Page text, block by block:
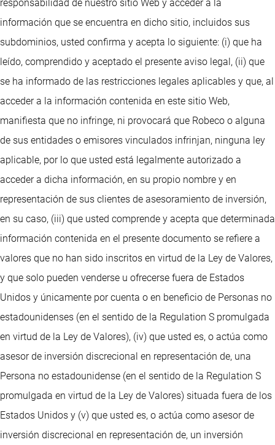
responsabilidad de nuestro sitio Web y acceder a la
información que se encuentra en dicho sitio, incluidos sus
subdominios, usted confirma y acepta lo siguiente: (i) que ha
leído, comprendido y aceptado el presente aviso legal, (ii) que
se ha informado de las restricciones legales aplicables y que, al
acceder a la información contenida en este sitio Web,
manifiesta que no infringe, ni provocará que Robeco o alguna
de sus entidades o emisores vinculados infrinjan, ninguna ley
aplicable, por lo que usted está legalmente autorizado a
acceder a dicha información, en su propio nombre y en
representación de sus clientes de asesoramiento de inversión,
en su caso, (iii) que usted comprende y acepta que determinada
información contenida en el presente documento se refiere a
valores que no han sido inscritos en virtud de la Ley de Valores,
y que solo pueden venderse u ofrecerse fuera de Estados
Unidos y únicamente por cuenta o en beneficio de Personas no
estadounidenses (en el sentido de la Regulation S promulgada
en virtud de la Ley de Valores), (iv) que usted es, o actúa como
asesor de inversión discrecional en representación de, una
Persona no estadounidense (en el sentido de la Regulation S
promulgada en virtud de la Ley de Valores) situada fuera de los
Estados Unidos y (v) que usted es, o actúa como asesor de
inversión discrecional en representación de, un inversión